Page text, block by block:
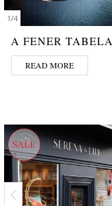
1/4
A FENER TABELA
READ MORE